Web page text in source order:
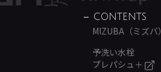
CONTENTS
MIZUBA（ミズバ）
予洗い水栓
プレパシュ＋